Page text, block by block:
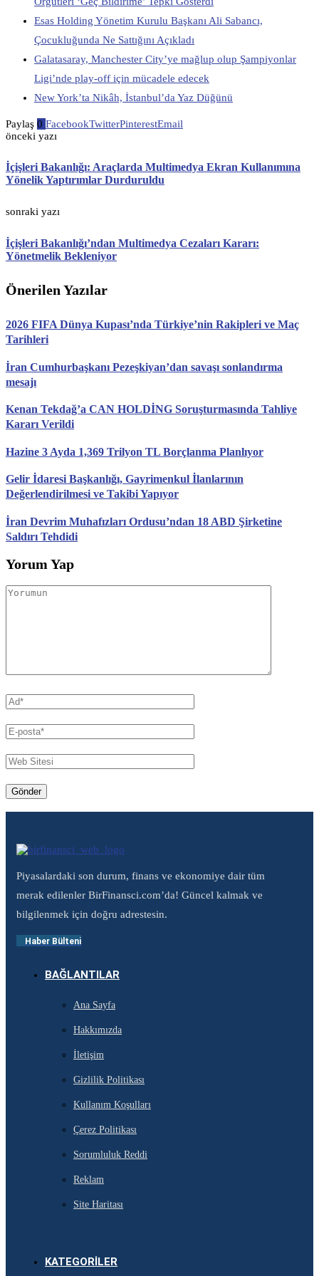
Esas Holding Yönetim Kurulu Başkanı Ali Sabancı,
Çocukluğunda Ne Sattığını Açıkladı
Galatasaray, Manchester City’ye mağlup olup Şampiyonlar
Ligi’nde play-off için mücadele edecek
New York’ta Nikâh, İstanbul’da Yaz Düğünü
Paylaş 0 FacebookTwitterPinterestEmail
önceki yazı
İçişleri Bakanlığı: Araçlarda Multimedya Ekran Kullanımına
Yönelik Yaptırımlar Durduruldu
sonraki yazı
İçişleri Bakanlığı’ndan Multimedya Cezaları Kararı:
Yönetmelik Bekleniyor
Önerilen Yazılar
2026 FIFA Dünya Kupası’nda Türkiye’nin Rakipleri ve Maç
Tarihleri
İran Cumhurbaşkanı Pezeşkiyan’dan savaşı sonlandırma
mesajı
Kenan Tekdağ’a CAN HOLDİNG Soruşturmasında Tahliye
Kararı Verildi
Hazine 3 Ayda 1,369 Trilyon TL Borçlanma Planlıyor
Gelir İdaresi Başkanlığı, Gayrimenkul İlanlarının
Değerlendirilmesi ve Takibi Yapıyor
İran Devrim Muhafızları Ordusu’ndan 18 ABD Şirketine
Saldırı Tehdidi
Yorum Yap
Piyasalardaki son durum, finans ve ekonomiye dair tüm
merak edilenler BirFinansci.com’da! Güncel kalmak ve
bilgilenmek için doğru adrestesin.
Haber Bülteni
BAĞLANTILAR
Ana Sayfa
Hakkımızda
İletişim
Gizlilik Politikası
Kullanım Koşulları
Çerez Politikası
Sorumluluk Reddi
Reklam
Site Haritası
KATEGORILER